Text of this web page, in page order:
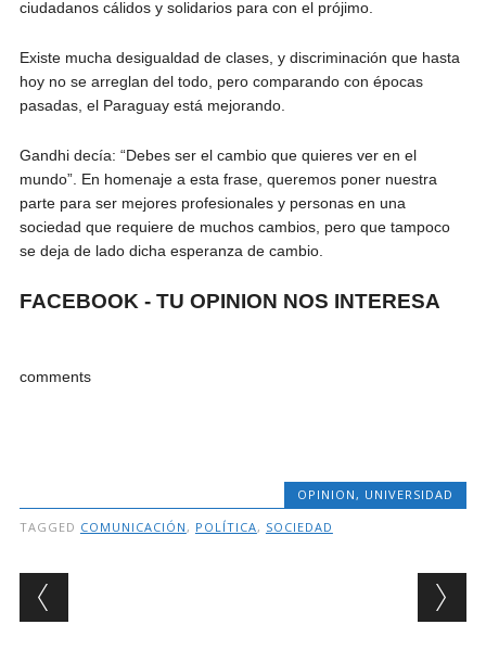
ciudadanos cálidos y solidarios para con el prójimo.
Existe mucha desigualdad de clases, y discriminación que hasta
hoy no se arreglan del todo, pero comparando con épocas
pasadas, el Paraguay está mejorando.
Gandhi decía: “Debes ser el cambio que quieres ver en el
mundo”. En homenaje a esta frase, queremos poner nuestra
parte para ser mejores profesionales y personas en una
sociedad que requiere de muchos cambios, pero que tampoco
se deja de lado dicha esperanza de cambio.
FACEBOOK - TU OPINION NOS INTERESA
comments
OPINION , UNIVERSIDAD
TAGGED COMUNICACIÓN , POLÍTICA, SOCIEDAD
Post navigation